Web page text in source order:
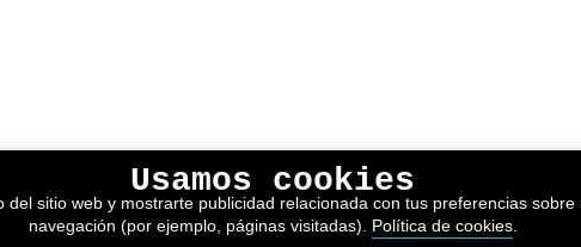
Usamos cookies
sitio web y mostrarte publicidad relacionada con tus preferencias
navegación (por ejemplo, páginas visitadas). Política de cookies.